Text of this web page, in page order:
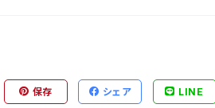
保存 シェア LINE